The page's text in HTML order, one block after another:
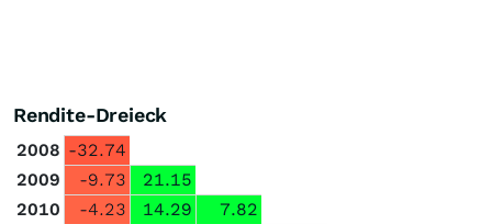
Rendite-Dreieck
2008 -32.74
2009
-9.73
21.15
2010
-4.23 14.29
7.82